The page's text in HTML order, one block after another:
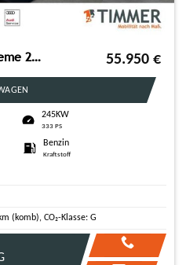
CUPRA Formentor VZ Extreme 245kW (333PS)*DSG*Akra*Pano 55.950 €
245KW
333 PS
Benzin
Kraftstoff
(komb), CO₂-Klasse: G